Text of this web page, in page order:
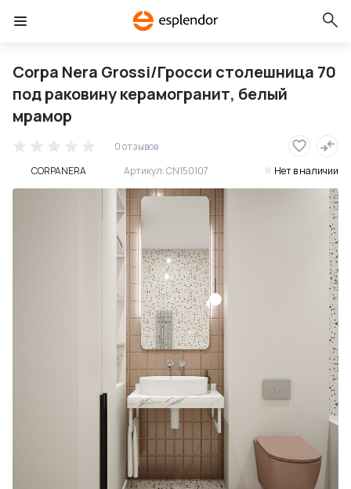
Corpa Nera Grossi/Гросси столешница 70
под раковину керамогранит, белый
мрамор
0 отзывов
CORPANERA
Артикул:CN150107 Нет в наличии